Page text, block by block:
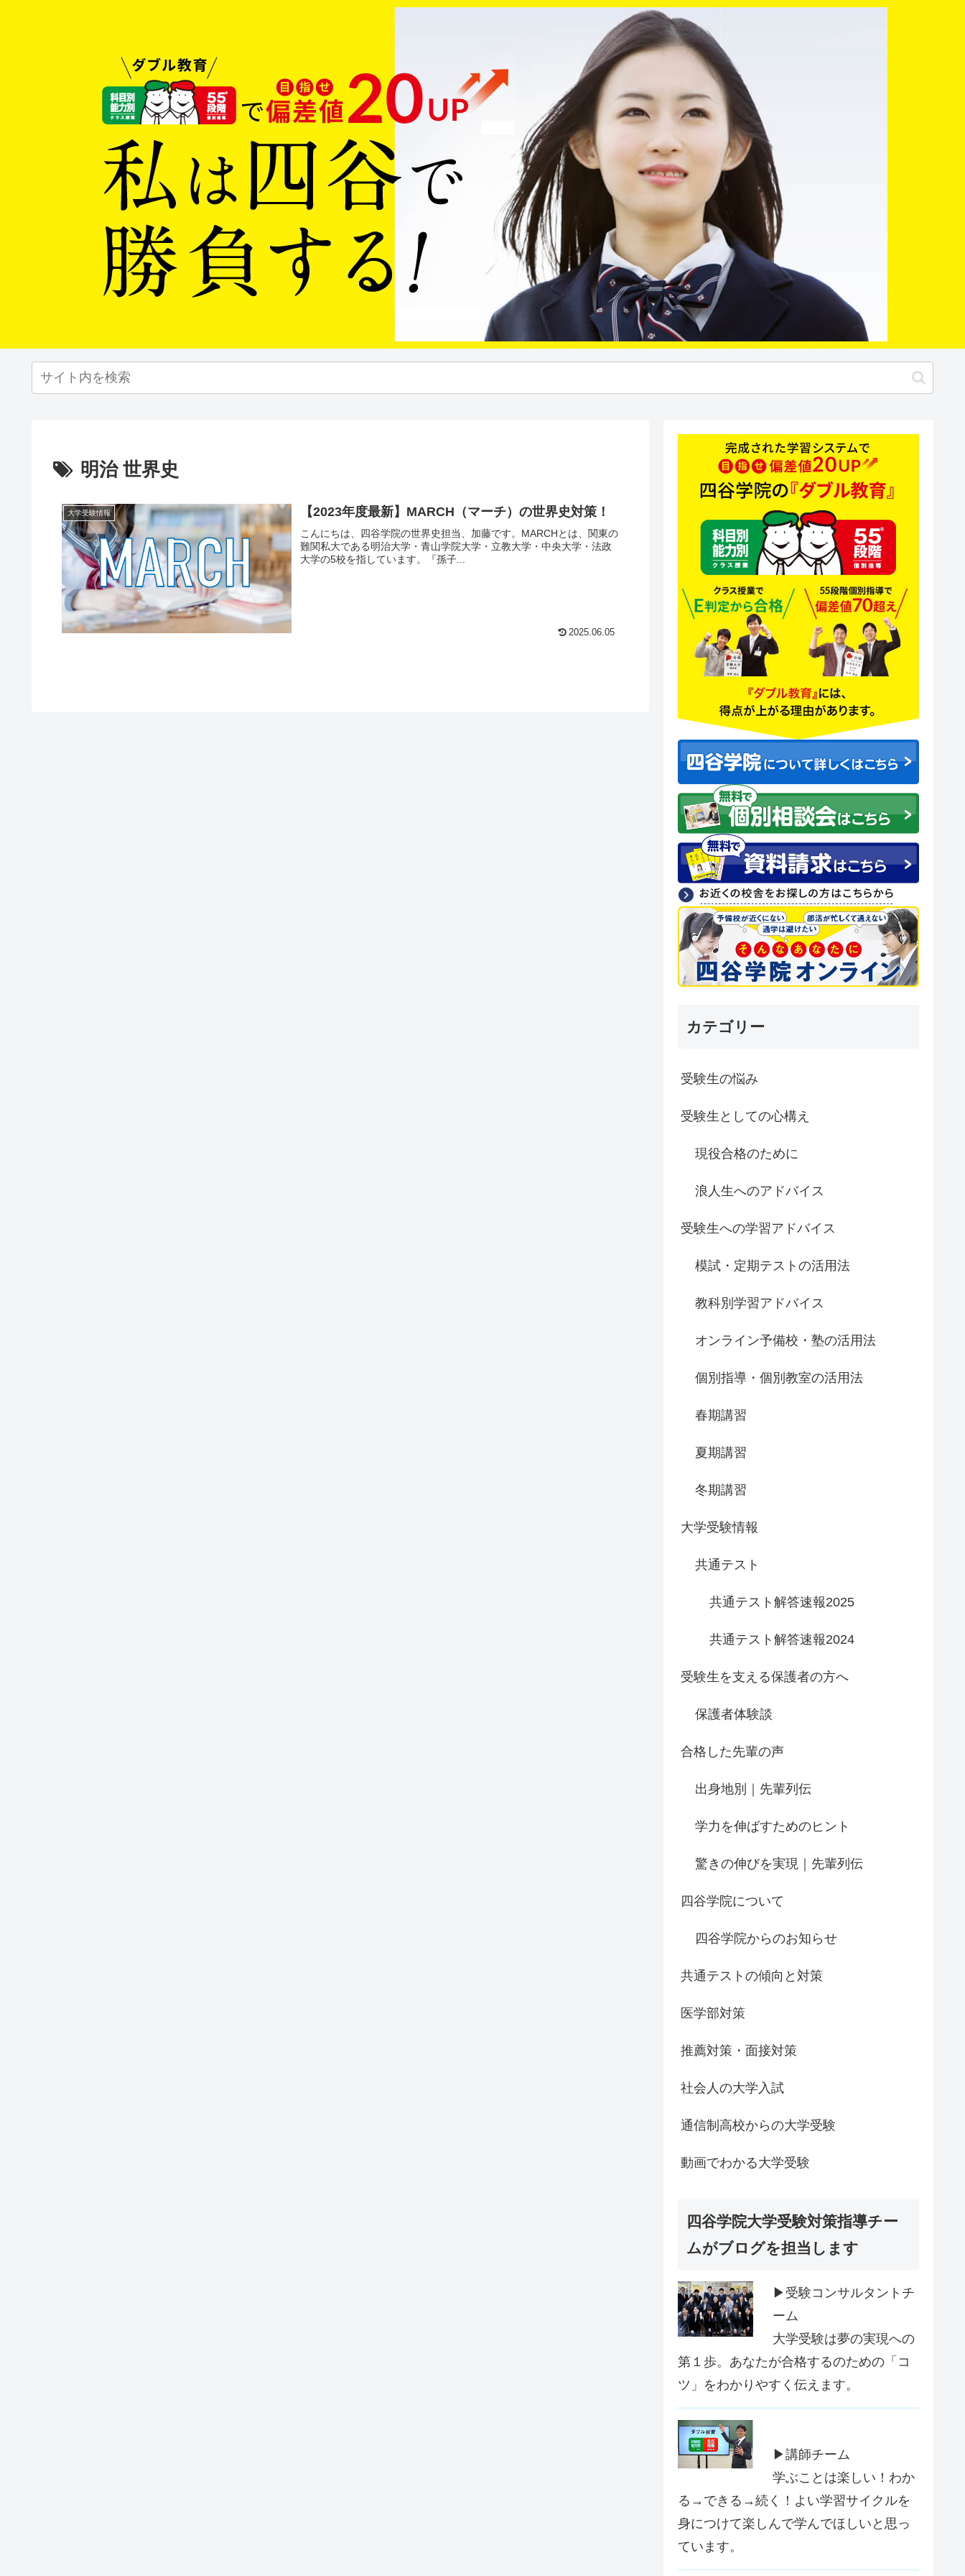
明治 世界史
大学受験情報 【2023年度最新】MARCH（マーチ）の世界史対策！
こんにちは、四谷学院の世界史担当、加藤です。MARCHとは、関東の
難関私大である明治大学・青山学院大学・立教大学・中央大学・法政
大学の5校を指しています。『孫子...
2025.06.05
カテゴリー
受験生の悩み
受験生としての心構え
現役合格のために
浪人生へのアドバイス
受験生への学習アドバイス
模試・定期テストの活用法
教科別学習アドバイス
オンライン予備校・塾の活用法
個別指導・個別教室の活用法
春期講習
夏期講習
冬期講習
大学受験情報
共通テスト
共通テスト解答速報2025
共通テスト解答速報2024
受験生を支える保護者の方へ
保護者体験談
合格した先輩の声
出身地別｜先輩列伝
学力を伸ばすためのヒント
驚きの伸びを実現｜先輩列伝
四谷学院について
四谷学院からのお知らせ
共通テストの傾向と対策
医学部対策
推薦対策・面接対策
社会人の大学入試
通信制高校からの大学受験
動画でわかる大学受験
四谷学院大学受験対策指導チー
ムがブログを担当します
▶受験コンサルタントチ
ーム
大学受験は夢の実現への
第１歩。あなたが合格するのための「コ
ツ」をわかりやすく伝えます。
▶講師チーム
学ぶことは楽しい！わか
る→できる→続く！よい学習サイクルを
身につけて楽しんで学んでほしいと思っ
ています。